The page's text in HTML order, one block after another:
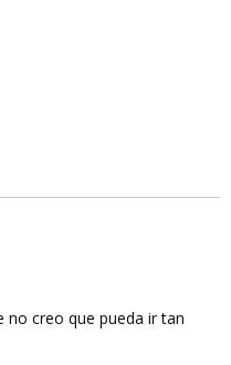
no creo que pueda ir tan